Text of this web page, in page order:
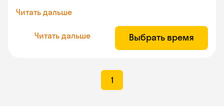
Читать дальше
Читать дальше Выбрать время
1